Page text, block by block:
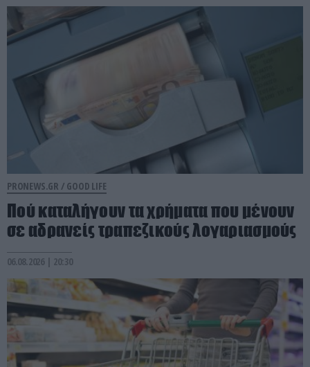
PRONEWS.GR / GOOD LIFE
Πού καταλήγουν τα χρήματα που μένουν
σε αδρανείς τραπεζικούς λογαριασμούς
06.08.2026 | 20:30